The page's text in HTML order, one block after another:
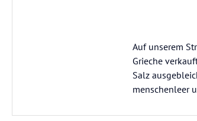
Auf unserem
Grieche
Salz
menschenleer